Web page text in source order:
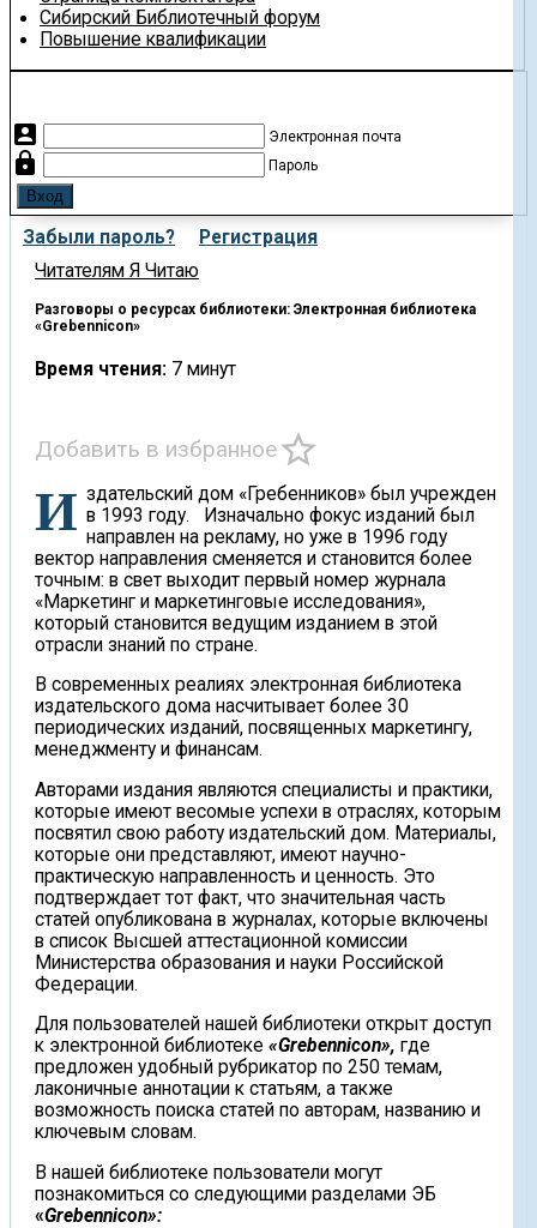
Сибирский Библиотечный форум
Повышение квалификации
account_box Электронная почта
lock Пароль
Забыли пароль?
Регистрация
Читателям Я Читаю
Разговоры о ресурсах библиотеки: Электронная библиотека
«Grebennicon»
Время чтения: 7 минут
Добавить в избранноеstar_border
Издательский дом «Гребенников» был учрежден в 1993 году. Изначально фокус изданий был
направлен на рекламу, но уже в 1996 году
вектор направления сменяется и становится более
точным: в свет выходит первый номер журнала
«Маркетинг и маркетинговые исследования»,
который становится ведущим изданием в этой
отрасли знаний по стране.
В современных реалиях электронная библиотека
издательского дома насчитывает более 30
периодических изданий, посвященных маркетингу,
менеджменту и финансам.
Авторами издания являются специалисты и практики,
которые имеют весомые успехи в отраслях, которым
посвятил свою работу издательский дом. Материалы,
которые они представляют, имеют научно-
практическую направленность и ценность. Это
подтверждает тот факт, что значительная часть
статей опубликована в журналах, которые включены
в список Высшей аттестационной комиссии
Министерства образования и науки Российской
Федерации.
Для пользователей нашей библиотеки открыт доступ
к электронной библиотеке «Grebennicon», где
предложен удобный рубрикатор по 250 темам,
лаконичные аннотации к статьям, а также
возможность поиска статей по авторам, названию и
ключевым словам.
В нашей библиотеке пользователи могут
познакомиться со следующими разделами ЭБ
«Grebennicon»: